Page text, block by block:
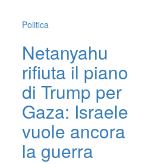
Politica
Netanyahu
rifiuta il piano
di Trump per
Gaza: Israele
vuole ancora
la guerra